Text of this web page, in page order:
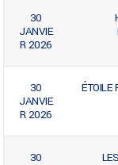
30
JANVIE
R 2026
30
JANVIE
R 2026
ÉTOILE
30